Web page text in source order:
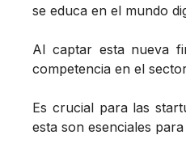
se educa en el mundo
Al captar esta nueva
competencia en el
Es crucial para las
esta son esenciales